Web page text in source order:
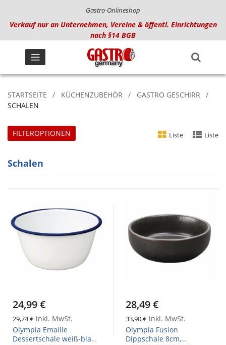
Gastro-Onlineshop
Verkauf nur an Unternehmen, Vereine & öffentl. Einrichtungen
nach §14 BGB
STARTSEITE KÜCHENZUBEHÖR
GASTRO GESCHIRR
SCHALEN
Schalen
Liste Liste
24,99 €
29,74 € inkl. MwSt.
Olympia Emaille
Dessertschale weiß-blau
28,49 €
33,90 € inkl. MwSt.
Olympia Fusion
Dippschale 8cm,
FILTEROPTIONEN